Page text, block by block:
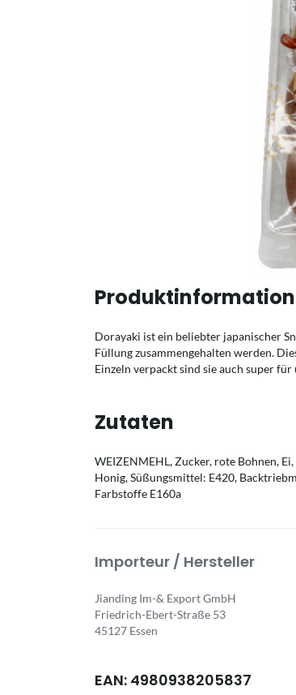
Dorayaki ist ein beliebter japanischer
Füllung zusammengehalten werden.
Einzeln verpackt sind sie auch super für
Zutaten
WEIZENMEHL, Zucker, rote Bohnen,
Honig, Süßungsmittel: E420,
Farbstoffe E160a
Importeur / Hersteller
Jianding Im-& Export GmbH
Friedrich-Ebert-Straße 53
45127 Essen
EAN: 4980938205837